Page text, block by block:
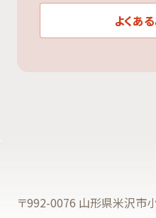
よくあ
〒992-0076 山形県米沢市